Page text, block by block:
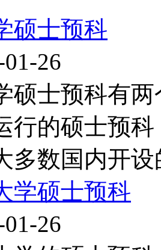
硕士预科
26
硕士预科有
行的硕士预
多数国内开
学硕士预科
26